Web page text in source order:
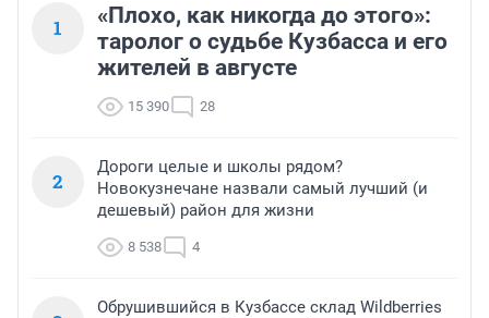
1
«Плохо, как никогда до этого»:
таролог о судьбе Кузбасса и его
жителей в августе
15 390 28
2
Дороги целые и школы рядом?
Новокузнечане назвали самый лучший (и
дешевый) район для жизни
8 538 4
Обрушившийся в Кузбассе склад Wildberries